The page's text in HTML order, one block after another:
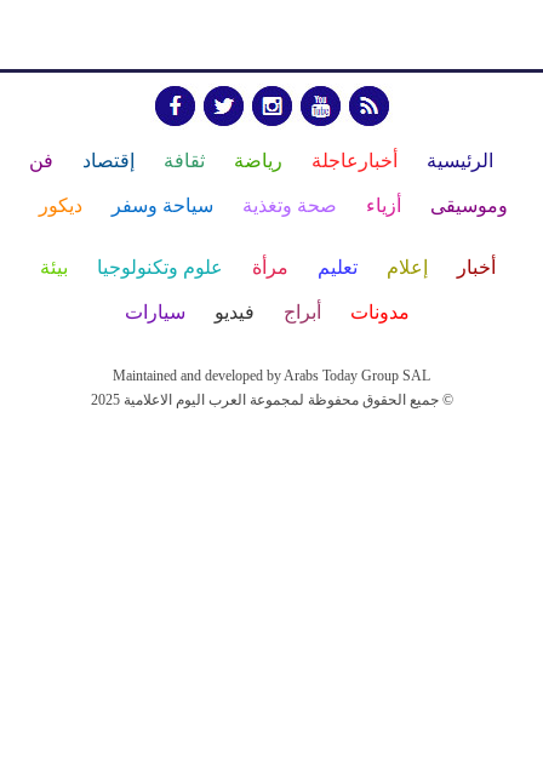
الرئيسية أخبارعاجلة رياضة ثقافة إقتصاد فن
وموسيقى أزياء صحة وتغذية سياحة وسفر ديكور
أخبار إعلام تعليم مرأة علوم وتكنولوجيا بيئة
مدونات أبراج فيديو سيارات
Maintained and developed by Arabs Today Group SAL
جميع الحقوق محفوظة لمجموعة العرب اليوم الاعلامية 2025 ©